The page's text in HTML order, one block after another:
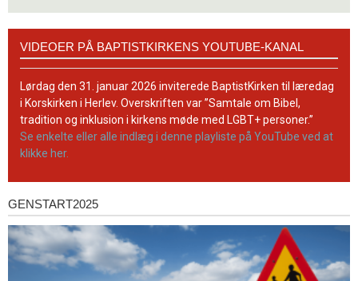
BaptistKirkens
YouTube-
kanal
VIDEOER PÅ BAPTISTKIRKENS YOUTUBE-KANAL
Lørdag den 31. januar 2026 inviterede BaptistKirken til læredag
i Korskirken i Herlev. Overskriften var ”Samtale om Bibel,
tradition og inklusion i kirkens møde med LGBT+ personer.”
Se enkelte eller alle indlæg i denne playliste på YouTube ved at
klikke her.
Genstart2025
GENSTART2025